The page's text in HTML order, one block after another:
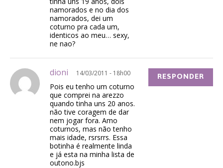
namorados e no dia dos
namorados, dei um
coturno pra cada um,
identicos ao meu… sexy,
ne nao?
dioni 14/03/2011 - 18h00
Pois eu tenho um coturno
que comprei na arezzo
quando tinha uns 20 anos.
não tive coragem de dar
nem jogar fora. Amo
coturnos, mas não tenho
mais idade, rsrsrrs. Essa
botinha é realmente linda
e já esta na minha lista de
outono.bjs
RESPONDER